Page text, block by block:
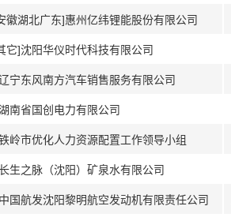
徽湖北广东]惠州亿纬锂能股份有限公司
它]沈阳华仪时代科技有限公司
宁东风南方汽车销售服务有限公司
南省国创电力有限公司
岭市优化人力资源配置工作领导小组
生之脉（沈阳）矿泉水有限公司
国航发沈阳黎明航空发动机有限责任公司